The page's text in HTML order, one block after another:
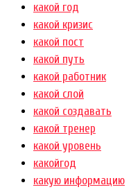
какой год
какой кризис
какой пост
какой путь
какой работник
какой слой
какой создавать
какой тренер
какой уровень
какойгод
какую информацию